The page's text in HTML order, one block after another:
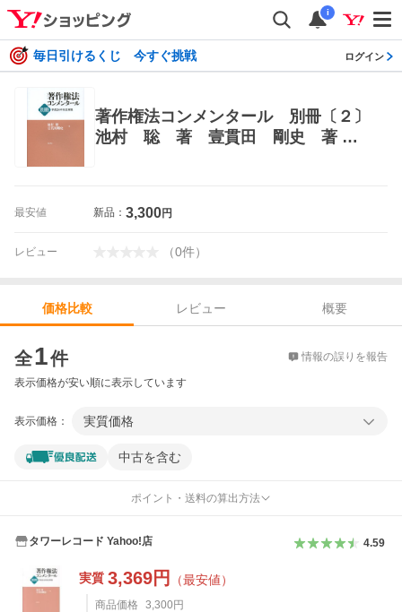
i
毎日引けるくじ 今すぐ挑戦 ログイン
著作権法コンメンタール 別冊〔２〕
池村 聡 著 壹貫田 剛史 著 特
最安値 新品： 3,300円
レビュー （0件）
価格比較 レビュー
概要
全1件 情報の誤りを報告
表示価格が安い順に表示しています
表示価格： 実質価格
中古を含む
ポイント・送料の算出方法
タワーレコード Yahoo!店 4.59
実質 3,369円 （最安値）
商品価格 3,300 円